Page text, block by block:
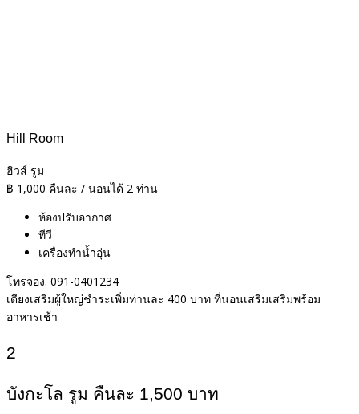
Hill Room
ฮิวส์ รูม
฿ 1,000 คืนละ / นอนได้ 2 ท่าน
ห้องปรับอากาศ
ทีวี
เครื่องทำน้ำอุ่น
โทรจอง. 091-0401234
เตียงเสริมผู้ใหญ่ชำระเพิ่มท่านละ 400 บาท ที่นอนเสริมเสริมพร้อม
อาหารเช้า
2
บังกะโล รูม คืนละ 1,500 บาท